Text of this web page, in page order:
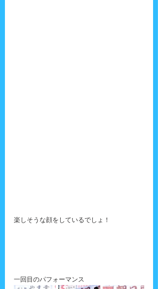
楽しそうな顔をしているでしょ！
一回目のパフォーマンス